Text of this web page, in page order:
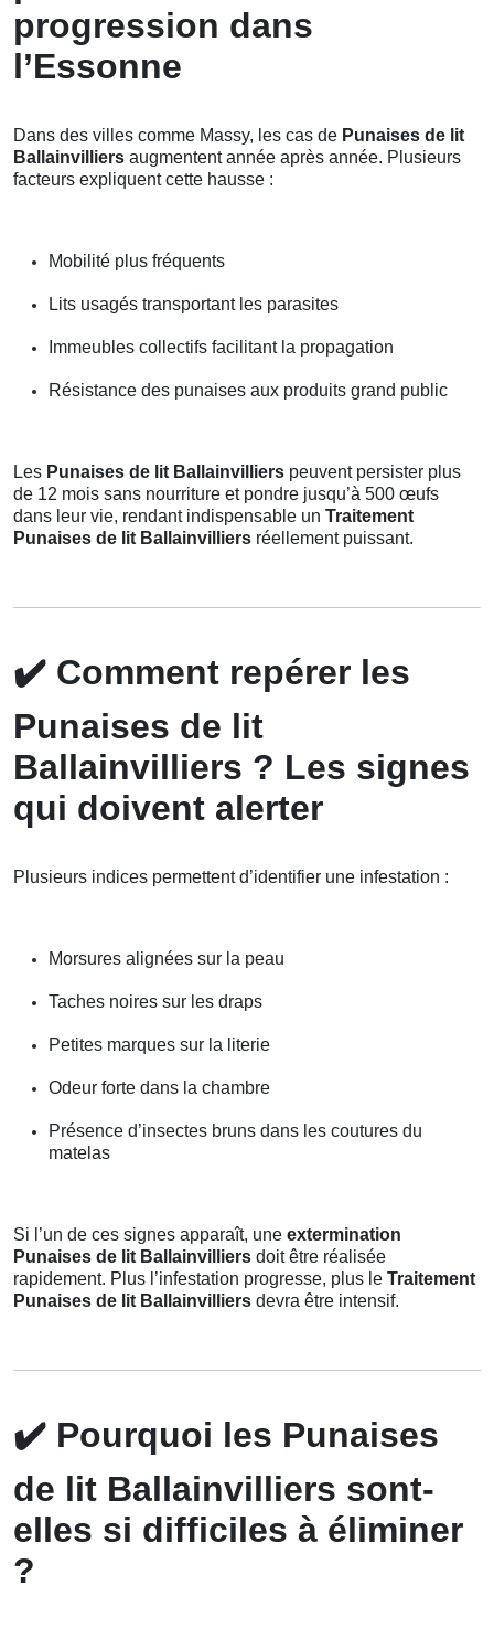
progression dans
l’Essonne
Dans des villes comme Massy, les cas de Punaises de lit
Ballainvilliers augmentent année après année. Plusieurs
facteurs expliquent cette hausse :
Mobilité plus fréquents
Lits usagés transportant les parasites
Immeubles collectifs facilitant la propagation
Résistance des punaises aux produits grand public
Les Punaises de lit Ballainvilliers peuvent persister plus
de 12 mois sans nourriture et pondre jusqu’à 500 œufs
dans leur vie, rendant indispensable un Traitement
Punaises de lit Ballainvilliers réellement puissant.
✔️ Comment repérer les
Punaises de lit
Ballainvilliers ? Les signes
qui doivent alerter
Plusieurs indices permettent d’identifier une infestation :
Morsures alignées sur la peau
Taches noires sur les draps
Petites marques sur la literie
Odeur forte dans la chambre
Présence d’insectes bruns dans les coutures du
matelas
Si l’un de ces signes apparaît, une extermination
Punaises de lit Ballainvilliers doit être réalisée
rapidement. Plus l’infestation progresse, plus le Traitement
Punaises de lit Ballainvilliers devra être intensif.
✔️ Pourquoi les Punaises
de lit Ballainvilliers sont-
elles si difficiles à éliminer
?